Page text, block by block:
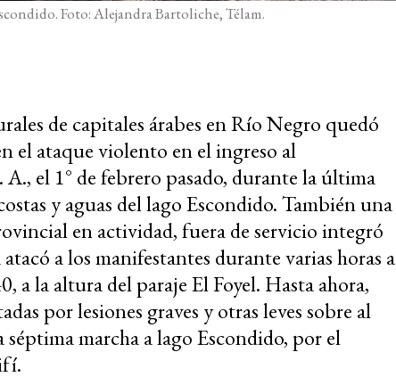
Foto: Alejandra Bartoliche, Télam.
de capitales árabes en Río Negro quedó
el ataque violento en el ingreso al
el 1° de febrero pasado, durante la última
y aguas del lago Escondido. También una
en actividad, fuera de servicio integró
a los manifestantes durante varias horas a
a la altura del paraje El Foyel. Hasta ahora,
por lesiones graves y otras leves sobre al
marcha a lago Escondido, por el